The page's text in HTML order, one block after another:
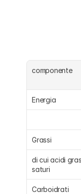
componente
Energia
Grassi
di cui acidi
saturi
Carboidrati